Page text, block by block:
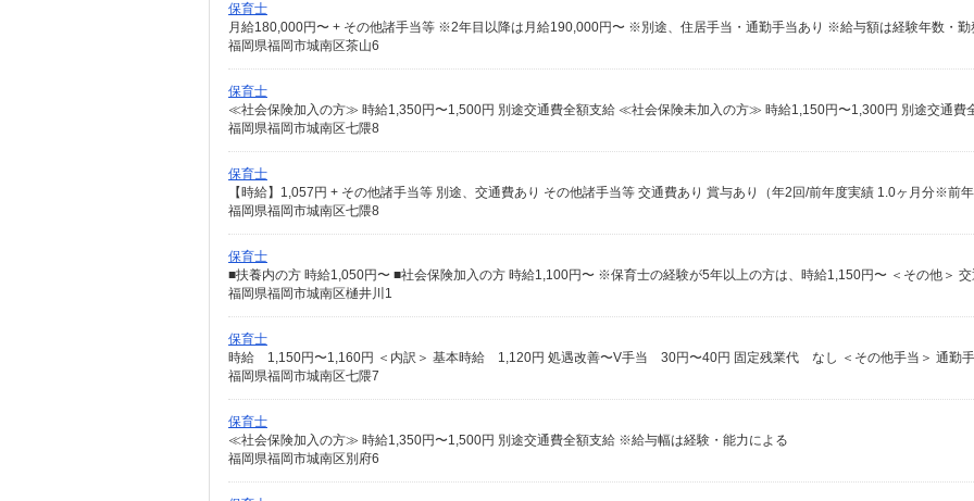
保育士
福岡県福岡市城南区茶山6
保育士
福岡県福岡市城南区七隈8
保育士
福岡県福岡市城南区七隈8
保育士
福岡県福岡市城南区樋井川1
保育士
福岡県福岡市城南区七隈7
保育士
≪社会保険加入の方≫ 時給1,350円〜1,500円 別途交通費全額支給 ※給与幅は経験・能力による
福岡県福岡市城南区別府6